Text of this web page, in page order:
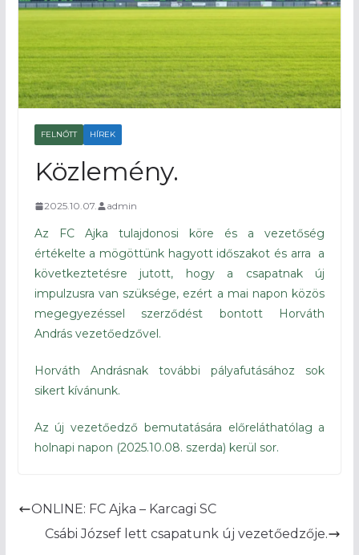
FELNŐTT HÍREK
Közlemény.
2025.10.07. admin
Az FC Ajka tulajdonosi köre és a vezetőség
értékelte a mögöttünk hagyott időszakot és arra a
következtetésre jutott, hogy a csapatnak új
impulzusra van szüksége, ezért a mai napon közös
megegyezéssel szerződést bontott Horváth
András vezetőedzővel.
Horváth Andrásnak további pályafutásához sok
sikert kívánunk.
Az új vezetőedző bemutatására előreláthatólag a
holnapi napon (2025.10.08. szerda) kerül sor.
ONLINE: FC Ajka – Karcagi SC
Csábi József lett csapatunk új vezetőedzője.